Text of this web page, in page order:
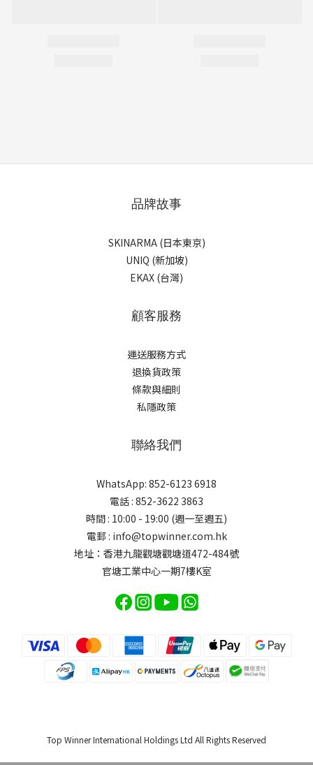
品牌故事
SKINARMA (日本東京)
UNIQ (新加坡)
EKAX (台灣)
顧客服務
運送服務方式
退換貨政策
條款與細則
私隱政策
聯絡我們
WhatsApp: 852-6123 6918
電話 : 852-3622 3863
時間 : 10:00 - 19:00 (週一至週五)
電郵 : info@topwinner.com.hk
地址：香港九龍觀塘觀塘道472-484號
官塘工業中心一期7樓K室
Top Winner International Holdings Ltd All Rights Reserved